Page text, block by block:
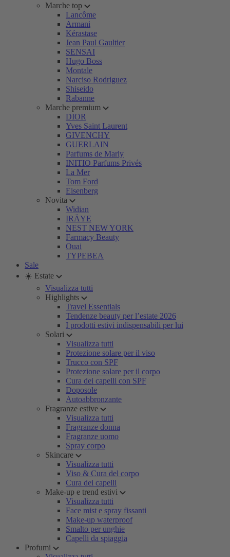
Marche top
Lancôme
Armani
Kérastase
Jean Paul Gaultier
SENSAI
Hugo Boss
Montale
Narciso Rodriguez
Shiseido
Rabanne
Marche premium
DIOR
Yves Saint Laurent
GIVENCHY
GUERLAIN
Parfums de Marly
INITIO Parfums Privés
La Mer
Tom Ford
Eisenberg
Novita
Widian
IRÄYE
NEST NEW YORK
Farmacy Beauty
Ouai
TYPEBEA
Sale
☀️ Estate
Visualizza tutti
Highlights
Travel Essentials
Tendenze beauty per l’estate 2026
I prodotti estivi indispensabili per lui
Solari
Visualizza tutti
Protezione solare per il viso
Trucco con SPF
Protezione solare per il corpo
Cura dei capelli con SPF
Doposole
Autoabbronzante
Fragranze estive
Visualizza tutti
Fragranze donna
Fragranze uomo
Spray corpo
Skincare
Visualizza tutti
Viso & Cura del corpo
Cura dei capelli
Make-up e trend estivi
Visualizza tutti
Face mist e spray fissanti
Make-up waterproof
Smalto per unghie
Capelli da spiaggia
Profumi